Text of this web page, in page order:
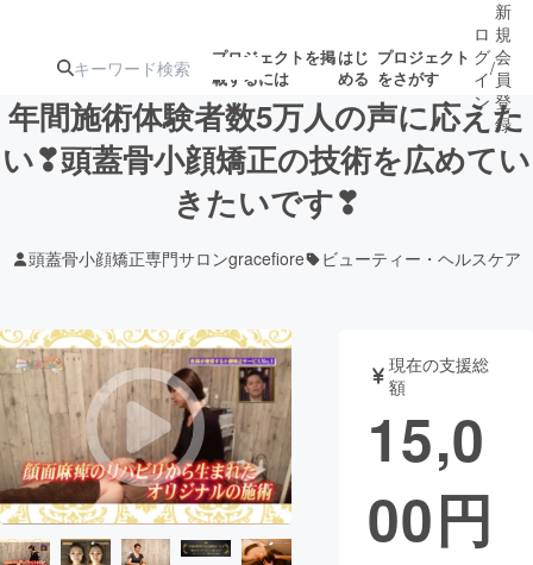
プロジェクトを掲
載するには
はじ
める
プロジェクト
をさがす
注目の新着プロ
ジェクト
募集終了が近いプ
ロジェクト
テクノロジー・ガジェット
映像・映画 書籍・雑誌
ビジネス・起業 チャレンジ
ロ
グ
イ
ン
/
新
規
会
員
登
録
年間施術体験者数5万人の声に応えた
い❣頭蓋骨小顔矯正の技術を広めてい
きたいです❣
頭蓋骨小顔矯正専門サロンgracefiore ビューティー・ヘルスケア
現在の支援総
額
15,0
00円